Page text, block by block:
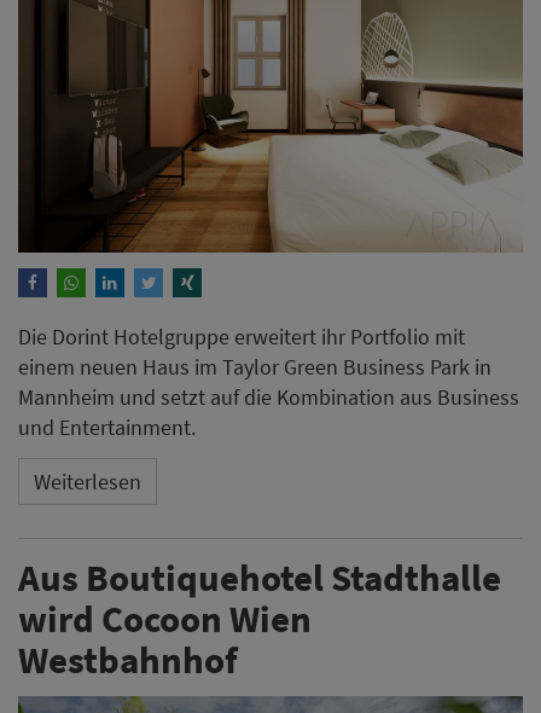
Die Dorint Hotelgruppe erweitert ihr Portfolio mit
einem neuen Haus im Taylor Green Business Park in
Mannheim und setzt auf die Kombination aus Business
und Entertainment.
Weiterlesen
Aus Boutiquehotel Stadthalle
wird Cocoon Wien
Westbahnhof